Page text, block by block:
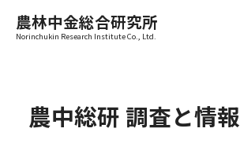
農林中金総合研究所
Norinchukin Research Institute Co., Ltd.
農中総研 調査と情報